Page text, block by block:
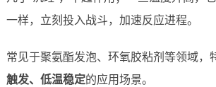
一样，立刻投入战斗，加速反应进程。
常见于聚氨酯发泡、环氧胶粘剂等领域，
触发、低温稳定的应用场景。